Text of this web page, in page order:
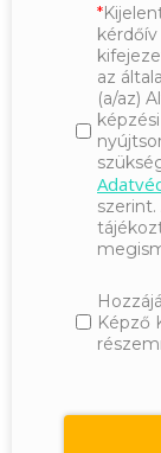
az
(a/az)
Képző